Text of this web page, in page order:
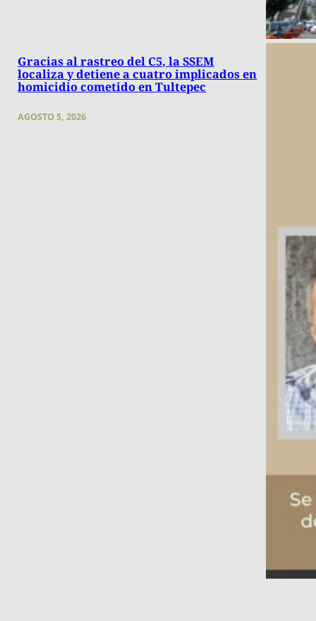
Gracias al rastreo del C5, la SSEM
localiza y detiene a cuatro implicados en
homicidio cometido en Tultepec
AGOSTO 5, 2026